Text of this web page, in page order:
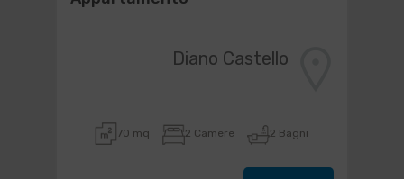
Diano Castello
70 mq 2 Camere 2 Bagni